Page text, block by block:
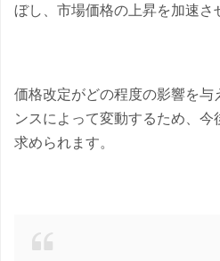
ぼし、市場価格の上昇を加速さ
価格改定がどの程度の影響を与
ンスによって変動するため、
求められます。